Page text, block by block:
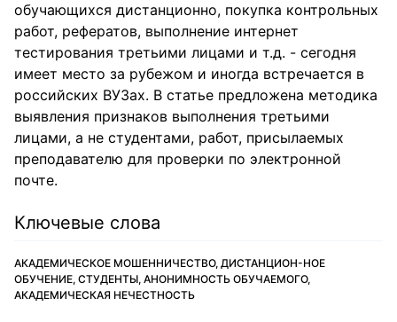
обучающихся дистанционно, покупка контрольных
работ, рефератов, выполнение интернет
тестирования третьими лицами и т.д. - сегодня
имеет место за рубежом и иногда встречается в
российских ВУЗах. В статье предложена методика
выявления признаков выполнения третьими
лицами, а не студентами, работ, присылаемых
преподавателю для проверки по электронной
почте.
Ключевые слова
АКАДЕМИЧЕСКОЕ МОШЕННИЧЕСТВО, ДИСТАНЦИОН-НОЕ
ОБУЧЕНИЕ, СТУДЕНТЫ, АНОНИМНОСТЬ ОБУЧАЕМОГО,
АКАДЕМИЧЕСКАЯ НЕЧЕСТНОСТЬ